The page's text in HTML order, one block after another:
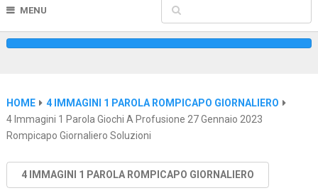
MENU
HOME
4 IMMAGINI 1 PAROLA ROMPICAPO GIORNALIERO
4 Immagini 1 Parola Giochi A Profusione 27 Gennaio 2023
Rompicapo Giornaliero Soluzioni
4 IMMAGINI 1 PAROLA ROMPICAPO GIORNALIERO